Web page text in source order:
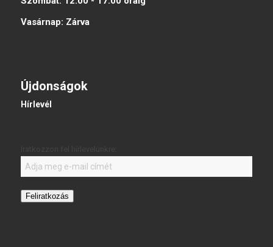
Vasárnap: Zárva
Újdonságok
Hírlevél
Feliratkozás